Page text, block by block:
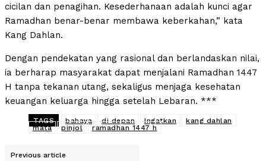
cicilan dan penagihan. Kesederhanaan adalah kunci agar
Ramadhan benar-benar membawa keberkahan,” kata
Kang Dahlan.
Dengan pendekatan yang rasional dan berlandaskan nilai,
ia berharap masyarakat dapat menjalani Ramadhan 1447
H tanpa tekanan utang, sekaligus menjaga kesehatan
keuangan keluarga hingga setelah Lebaran. ***
TAGS bahaya di depan Ingatkan
kang dahlan
mata
pinjol ramadhan 1447 h
Previous article